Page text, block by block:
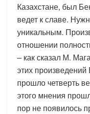
Казахстане, был
ведет к славе.
уникальным.
отношении
– как сказал М.
этих
прошло четверть
этого мнения
пор не появилось